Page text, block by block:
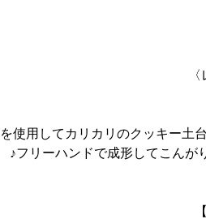
使用してカリカリのクッキー
♪フリーハンドで成形してこんが